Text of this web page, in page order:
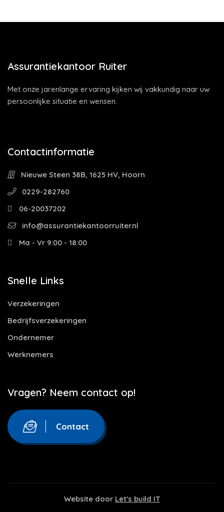
Assurantiekantoor Ruiter
Met onze jarenlange ervaring kijken wij vakkundig naar uw
persoonlijke situatie en wensen.
Contactinformatie
Nieuwe Steen 38B, 1625 HV, Hoorn
0229-282760
06-20037202
info@assurantiekantoorruiter.nl
Ma - Vr 9:00 - 18:00
Snelle Links
Verzekeringen
Bedrijfsverzekeringen
Ondernemer
Werknemers
Vragen? Neem contact op!
Contact
Website door Let's build IT